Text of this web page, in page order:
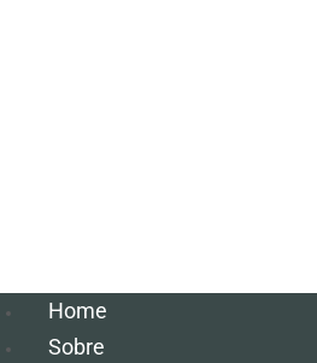
Home
Sobre